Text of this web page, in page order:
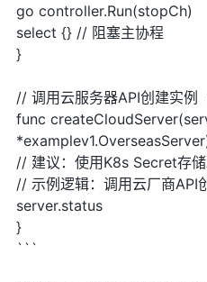
go controller.Run(stopCh)
select {} // 阻塞主协程
}
// 调用云服务器API创建实例
func
// 建议：使用K8s Secret存
// 示例逻辑：调用云厂商API
server.status
}
```